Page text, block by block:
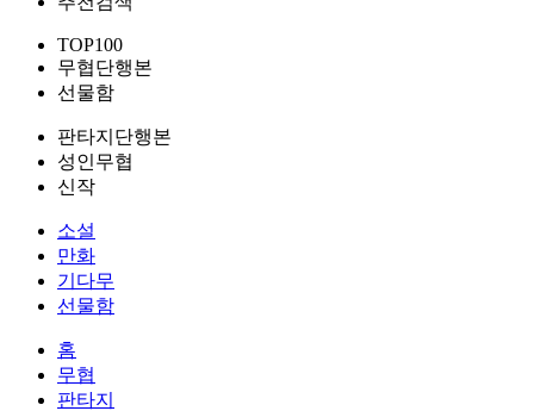
TOP100
무협단행본
선물함
판타지단행본
성인무협
신작
소설
만화
기다무
선물함
홈
무협
판타지